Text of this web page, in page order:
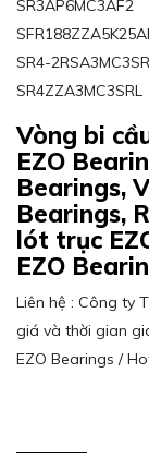
SR3AP6MC3AF2
SR4-
SR4ZZA3MC3SRL
Vòng bi
EZO
Bearings,
Bearings,
lót trục
EZO
Liên hệ : Công ty
giá và thời gian
EZO Bearings /